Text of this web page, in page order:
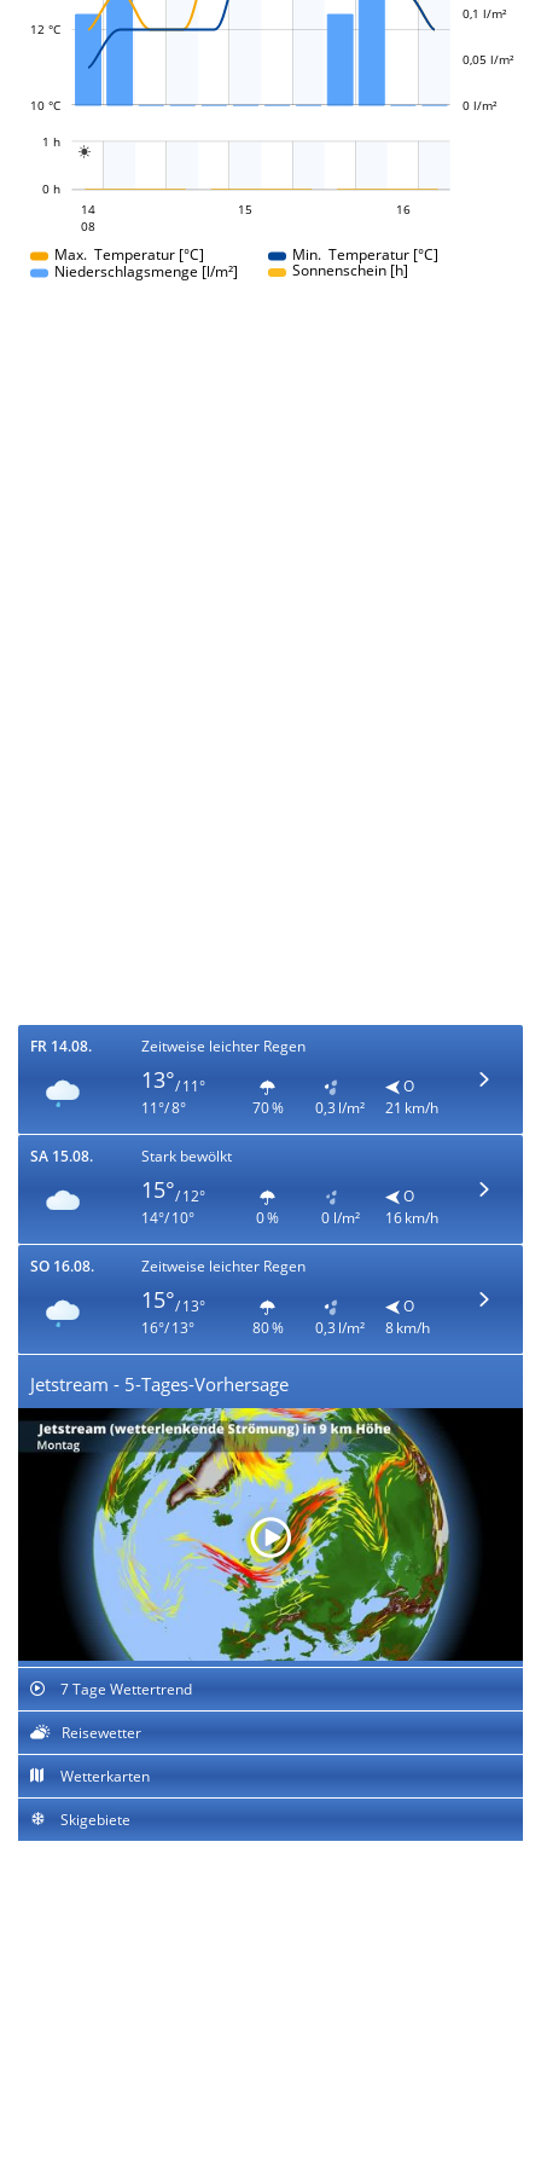
10 °C
12 °C
0 l/m²
0,05 l/m²
0,1 l/m²

0 h
1 h
14
08
15 16
Max. Temperatur [°C]
Min. Temperatur [°C]
Niederschlagsmenge [l/m²]
Sonnenschein [h]
FR 14.08. Zeitweise leichter Regen
13°/ 11°
11°/ 8°
70 % 0,3 l/m²
O
21 km/h
SA 15.08. Stark bewölkt
15°/ 12°
14°/ 10°
0 % 0 l/m²
O
16 km/h
SO 16.08. Zeitweise leichter Regen
15°/ 13°
16°/ 13°
80 % 0,3 l/m²
O
8 km/h
Jetstream - 5-Tages-Vorhersage
7 Tage Wettertrend
Reisewetter
Wetterkarten
Skigebiete